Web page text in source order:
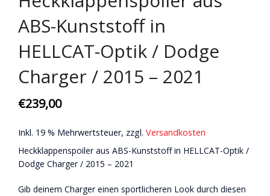
ABS-Kunststoff in
HELLCAT-Optik / Dodge
Charger / 2015 – 2021
€239,00
Inkl. 19 % Mehrwertsteuer, zzgl. Versandkosten
Heckklappenspoiler aus ABS-Kunststoff in HELLCAT-Optik /
Dodge Charger / 2015 – 2021
Gib deinem Charger einen sportlicheren Look durch diesen